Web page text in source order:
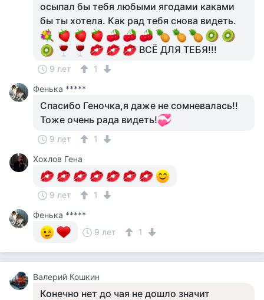
осыпал бы тебя любыми ягодами каками
бы ты хотела. Как рад тебя снова видеть.
ВСЁ ДЛЯ ТЕБЯ!!!
9 лет
1
Фенька *****
Спасибо Геночка,я даже не сомневалась!!
Тоже очень рада видеть!
9 лет
1
Хохлов Гена
9 лет
1
Фенька *****
9 лет
1
Валерий Кошкин
Конечно нет до чая не дошло значит